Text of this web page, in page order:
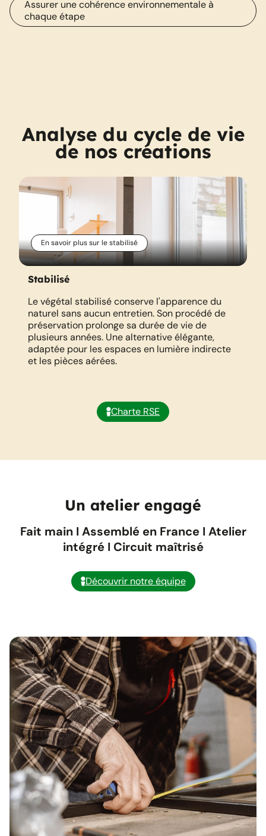
Assurer une cohérence environnementale à
chaque étape
Analyse du cycle de vie
de nos créations
En savoir plus sur le stabilisé
Stabilisé
Le végétal stabilisé conserve l'apparence du
naturel sans aucun entretien. Son procédé de
préservation prolonge sa durée de vie de
plusieurs années. Une alternative élégante,
adaptée pour les espaces en lumière indirecte
et les pièces aérées.
Charte RSE
Un atelier engagé
Fait main I Assemblé en France I Atelier
intégré I Circuit maîtrisé
Découvrir notre équipe